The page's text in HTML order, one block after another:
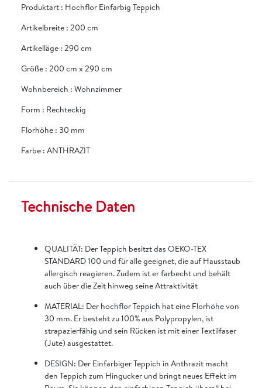
Produktart : Hochflor Einfarbig Teppich
Artikelbreite : 200 cm
Artikelläge : 290 cm
Größe : 200 cm x 290 cm
Wohnbereich : Wohnzimmer
Form : Rechteckig
Florhöhe : 30 mm
Farbe : ANTHRAZIT
Technische Daten
QUALITÄT: Der Teppich besitzt das OEKO-TEX
STANDARD 100 und für alle geeignet, die auf Hausstaub
allergisch reagieren. Zudem ist er farbecht und behält
auch über die Zeit hinweg seine Attraktivität
MATERIAL: Der hochflor Teppich hat eine Florhöhe von
30 mm. Er besteht zu 100% aus Polypropylen, ist
strapazierfähig und sein Rücken ist mit einer Textilfaser
(Jute) ausgestattet.
DESIGN: Der Einfarbiger Teppich in Anthrazit macht
den Teppich zum Hingucker und bringt neues Effekt im